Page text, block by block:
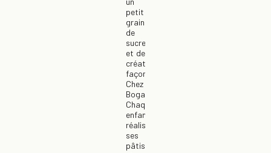
petit
grain
de
sucre
et de
créativité,
façon
Chez
Bogato.
Chaque
enfant
réalisera
ses
pâtisseries